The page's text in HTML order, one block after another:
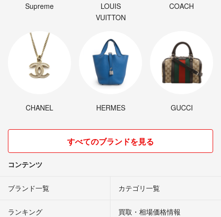
Supreme
LOUIS
VUITTON
COACH
CHANEL HERMES GUCCI
すべてのブランドを見る
コンテンツ
ブランド一覧 カテゴリ一覧
ランキング 買取・相場価格情報